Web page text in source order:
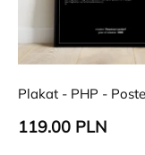
Plakat - PHP -
119.00 PLN